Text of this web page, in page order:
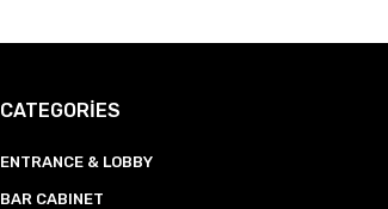
CATEGORİES
ENTRANCE & LOBBY
BAR CABINET